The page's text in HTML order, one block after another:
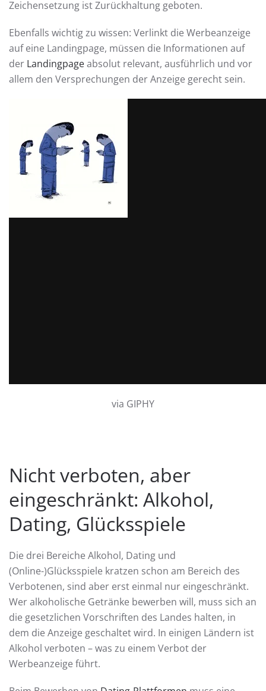
Zeichensetzung ist Zurückhaltung geboten.
Ebenfalls wichtig zu wissen: Verlinkt die Werbeanzeige
auf eine Landingpage, müssen die Informationen auf
der Landingpageabsolut relevant, ausführlich und vor
allem den Versprechungen der Anzeige gerecht sein.
via GIPHY
Nicht verboten, aber
eingeschränkt: Alkohol,
Dating, Glücksspiele
Die drei Bereiche Alkohol, Dating und
(Online-)Glücksspiele kratzen schon am Bereich des
Verbotenen, sind aber erst einmal nur eingeschränkt.
Wer alkoholische Getränke bewerben will, muss sich an
die gesetzlichen Vorschriften des Landes halten, in
dem die Anzeige geschaltet wird. In einigen Ländern ist
Alkohol verboten – was zu einem Verbot der
Werbeanzeige führt.